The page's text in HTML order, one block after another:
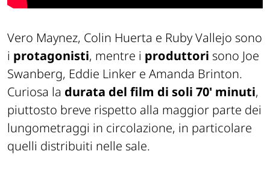
Vero Maynez, Colin Huerta e Ruby Vallejo sono
i protagonisti, mentre i produttori sono Joe
Swanberg, Eddie Linker e Amanda Brinton.
Curiosa la durata del film di soli 70' minuti,
piuttosto breve rispetto alla maggior parte dei
lungometraggi in circolazione, in particolare
quelli distribuiti nelle sale.